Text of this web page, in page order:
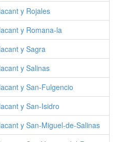
y Rojales
y Romana-la
y Sagra
y Salinas
y San-Fulgencio
y San-Isidro
y San-Miguel-de-Salinas